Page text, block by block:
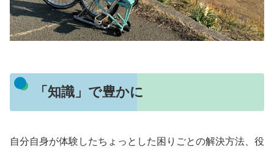
「知識」で豊かに
自分自身が体験したちょっとした困りごとの解決方法、役